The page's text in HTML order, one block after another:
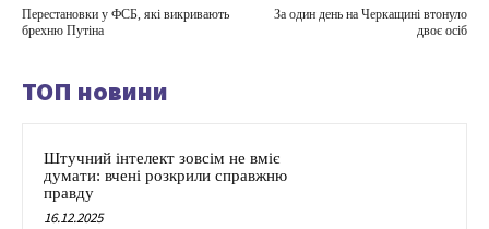
Перестановки у ФСБ, які викривають
брехню Путіна
За один день на Черкащині втонуло
двоє осіб
ТОП новини
Штучний інтелект зовсім не вміє
думати: вчені розкрили справжню
правду
16.12.2025